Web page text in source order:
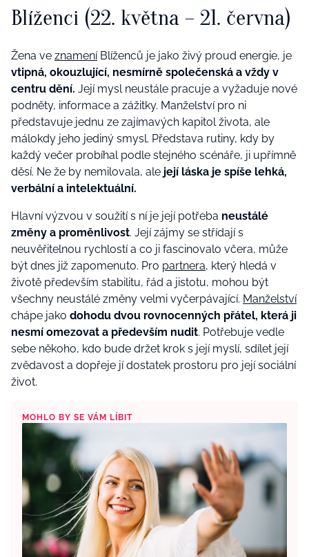
Blíženci (22. května – 21. června)
Žena ve znameníBlíženců je jako živý proud energie, je
vtipná, okouzlující, nesmírně společenská a vždy v
centru dění. Její mysl neustále pracuje a vyžaduje nové
podněty, informace a zážitky. Manželství pro ni
představuje jednu ze zajímavých kapitol života, ale
málokdy jeho jediný smysl. Představa rutiny, kdy by
každý večer probíhal podle stejného scénáře, ji upřímně
děsí. Ne že by nemilovala, ale její láska je spíše lehká,
verbální a intelektuální.
Hlavní výzvou v soužití s ní je její potřeba neustálé
změny a proměnlivost. Její zájmy se střídají s
neuvěřitelnou rychlostí a co ji fascinovalo včera, může
být dnes již zapomenuto. Pro partnera, který hledá v
životě především stabilitu, řád a jistotu, mohou být
všechny neustálé změny velmi vyčerpávající. Manželství
chápe jako dohodu dvou rovnocenných přátel, která ji
nesmí omezovat a především nudit. Potřebuje vedle
sebe někoho, kdo bude držet krok s její myslí, sdílet její
zvědavost a dopřeje jí dostatek prostoru pro její sociální
život.
MOHLO BY SE VÁM LÍBIT